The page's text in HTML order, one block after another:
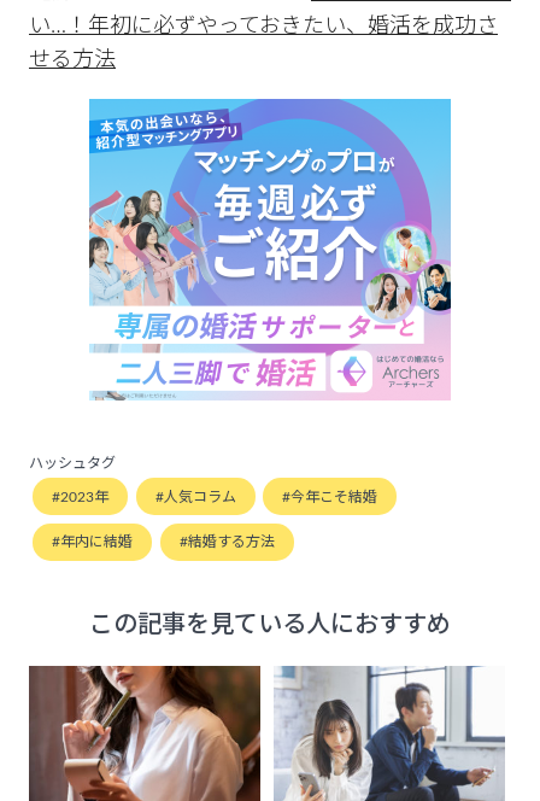
い…！年初に必ずやっておきたい、婚活を成功さ
せる方法
ハッシュタグ
2023年 人気コラム 今年こそ結婚
年内に結婚 結婚する方法
この記事を見ている人におすすめ